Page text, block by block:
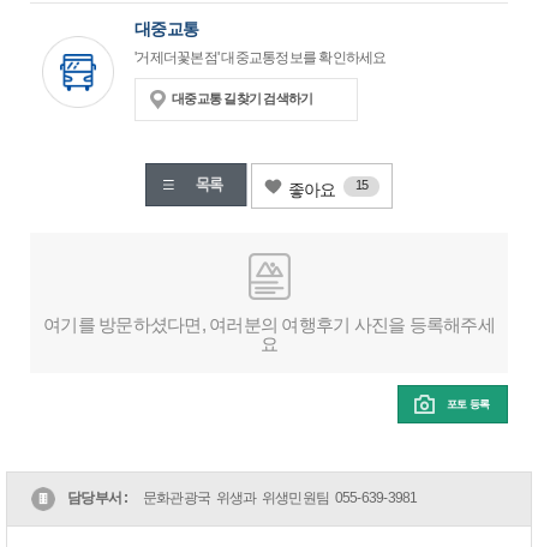
대중교통
'거제더꽃본점' 대중교통정보를 확인하세요
대중교통 길찾기 검색하기
좋아요 15
여기를 방문하셨다면, 여러분의 여행후기 사진을 등록해주세
요
포토 등록
담당부서 : 문화관광국 위생과 위생민원팀 055-639-3981